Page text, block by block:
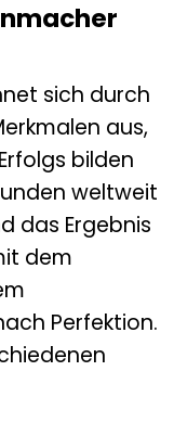
sich durch
aus,
bilden
weltweit
das Ergebnis
dem
Perfektion.